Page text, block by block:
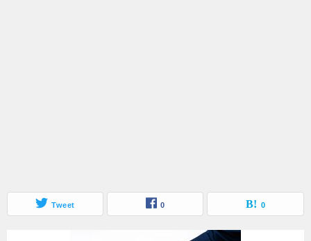
Tweet 0 0